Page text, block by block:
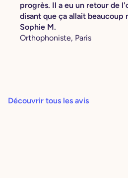
progrès. Il a eu un retour de
disant que ça allait beaucoup
Sophie M.
Orthophoniste, Paris
Découvrir tous les avis